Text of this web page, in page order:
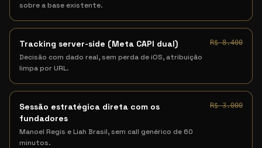
sobre a base existente.
Tracking server-side (Meta CAPI dual)
Decisão com dado real, sem perda de iOS, atribuição
limpa por URL.
R$ 8.400
Sessão estratégica direta com os
fundadores
Manoel Regis e Liah Brasil, sem call genérico de 60
minutos.
R$ 3.000